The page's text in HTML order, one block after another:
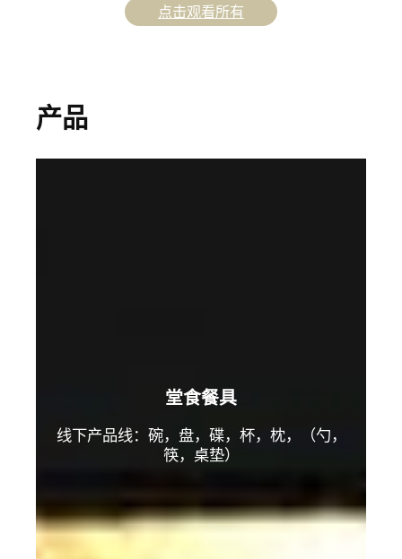
点击观看所有
产品
堂食餐具
线下产品线：碗，盘，碟，杯，枕，（勺，
筷，桌垫）